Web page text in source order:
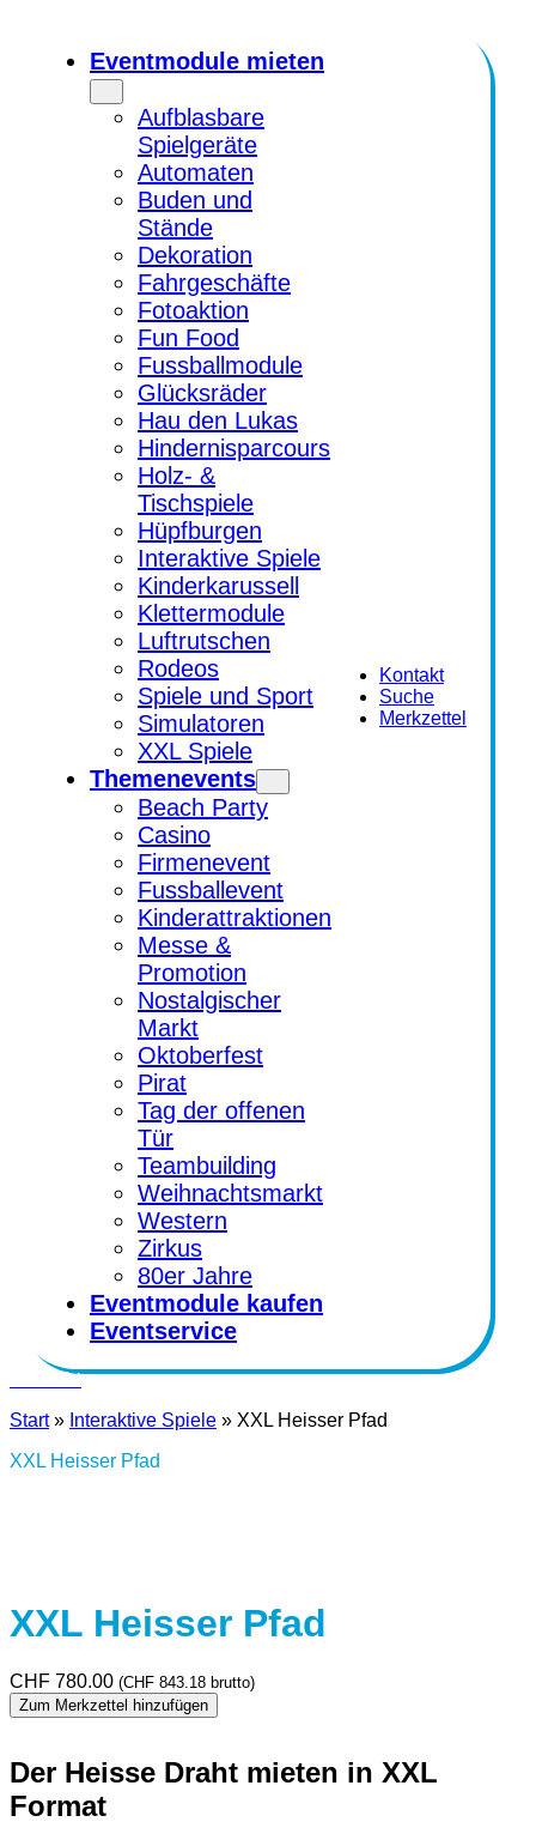
Eventmodule mieten
Aufblasbare
Spielgeräte
Automaten
Buden und
Stände
Dekoration
Fahrgeschäfte
Fotoaktion
Fun Food
Fussballmodule
Glücksräder
Hau den Lukas
Hindernisparcours
Holz- &
Tischspiele
Hüpfburgen
Interaktive Spiele
Kinderkarussell
Klettermodule
Luftrutschen
Rodeos
Spiele und Sport
Simulatoren
XXL Spiele
Themenevents
Beach Party
Casino
Firmenevent
Fussballevent
Kinderattraktionen
Messe &
Promotion
Nostalgischer
Markt
Oktoberfest
Pirat
Tag der offenen
Tür
Teambuilding
Weihnachtsmarkt
Western
Zirkus
80er Jahre
Eventmodule kaufen
Eventservice
Kontakt
Suche
Merkzettel
Kontakt
Start» Interaktive Spiele » XXL Heisser Pfad
XXL Heisser Pfad
XXL Heisser Pfad
CHF 780.00 (CHF 843.18 brutto)
Zum Merkzettel hinzufügen
Der Heisse Draht mieten in XXL
Format